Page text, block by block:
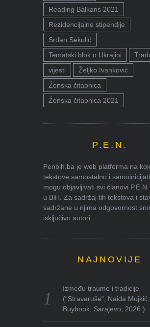
Reading Balkans 2021
Rezidencijalne stipendije
Srđan Sekulić
Tematski blok o Ukrajini
vijesti
Željko Ivanković
Ženska čitaonica
Ženska čitaonica 2021
P.E.N.
Penbih.ba je web platforma na
tekstove samostalno i
mogu objavljivati svi članovi
u BiH. Za sadržaj tih tekstova i
sadržane u njima odgovornost
isključivo autori.
NAJNOVIJE
Između traume i tradicije
(“Stravaruše”, Naida Mujkić,
Buybook, Sarajevo, 2026.)